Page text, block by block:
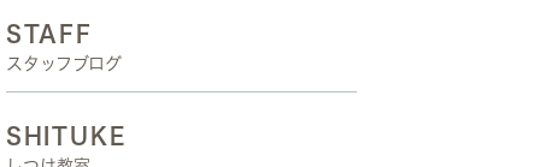
STAFF
スタッフブログ
SHITUKE